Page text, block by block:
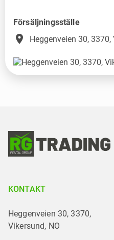
Försäljningsställe
place Heggenveien 30, 3370,
KONTAKT
Heggenveien 30, 3370,
Vikersund, NO